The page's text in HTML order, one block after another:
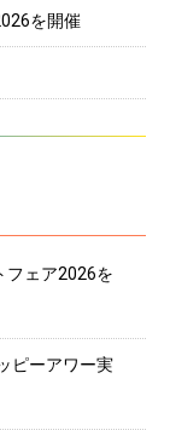
を開催
フェア2026を
ピーアワー実